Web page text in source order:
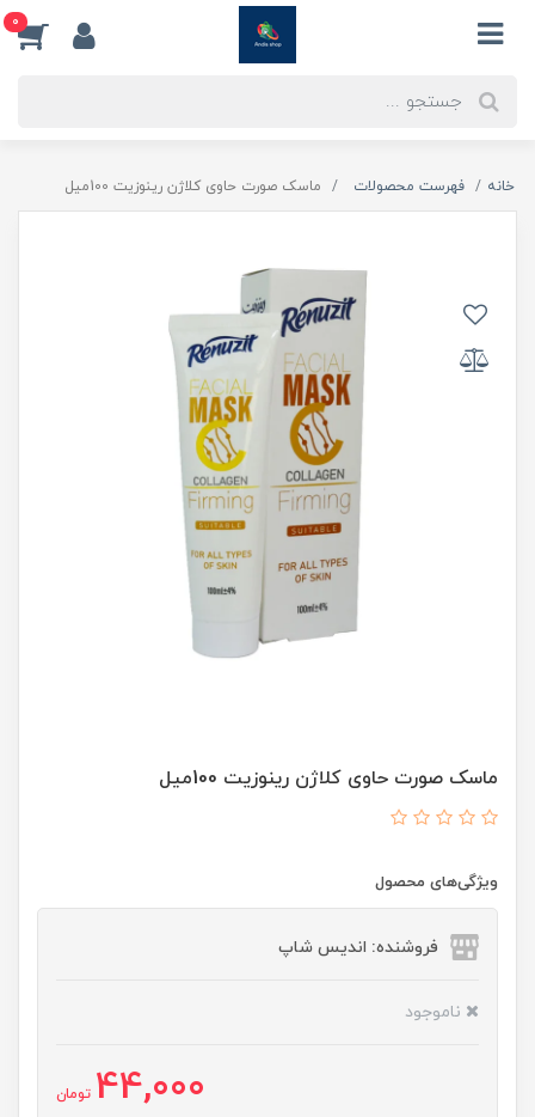
0
خانه فهرست محصولات ماسک صورت حاوی کلاژن رینوزیت 100میل
ماسک صورت حاوی کلاژن رینوزیت 100میل
ویژگی‌های محصول
فروشنده: اندیس شاپ
ناموجود
44,000 تومان